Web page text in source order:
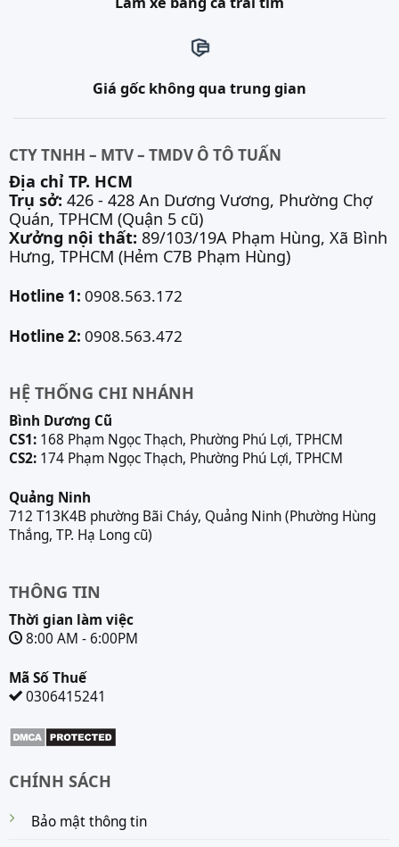
Giá gốc không qua trung gian
CTY TNHH – MTV – TMDV Ô TÔ TUẤN
Địa chỉ TP. HCM
Trụ sở: 426 - 428 An Dương Vương, Phường Chợ
Quán, TPHCM (Quận 5 cũ)
Xưởng nội thất: 89/103/19A Phạm Hùng, Xã Bình
Hưng, TPHCM (Hẻm C7B Phạm Hùng)
Hotline 1: 0908.563.172
Hotline 2: 0908.563.472
HỆ THỐNG CHI NHÁNH
Bình Dương Cũ
CS1:168 Phạm Ngọc Thạch, Phường Phú Lợi, TPHCM
CS2:174 Phạm Ngọc Thạch, Phường Phú Lợi, TPHCM
Quảng Ninh
712 T13K4B phường Bãi Cháy, Quảng Ninh (Phường Hùng
Thắng, TP. Hạ Long cũ)
THÔNG TIN
Thời gian làm việc
8:00 AM - 6:00PM
Mã Số Thuế
0306415241
CHÍNH SÁCH
Bảo mật thông tin